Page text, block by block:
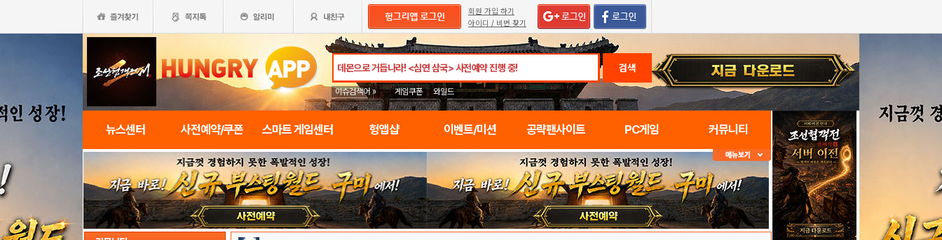
회원 가입 하기
아이디 / 비번 찾기
검색
이슈검색어 » 게임쿠폰 와일드
뉴스센터 사전예약/쿠폰 스마트 게임센터 헝앱샵 이벤트/미션 공략팬사이트 PC게임 커뮤니티